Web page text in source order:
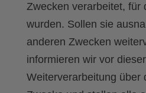
Zwecken verarbeitet, für
wurden. Sollen sie
anderen Zwecken
informieren wir vor dieser
Weiterverarbeitung über